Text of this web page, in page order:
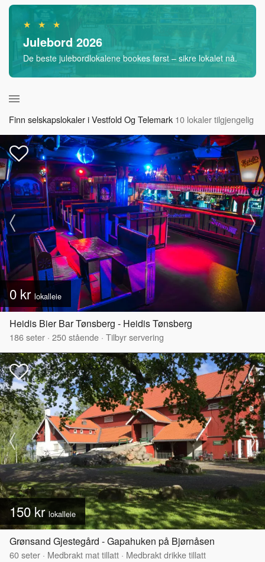
★ ★ ★
Julebord 2026
De beste julebordlokalene bookes først – sikre lokalet nå.
Finn selskapslokaler i Vestfold Og Telemark 10 lokaler tilgjengelig
0 kr lokalleie
Heidis Bier Bar Tønsberg - Heidis Tønsberg
186seter · 250stående · Tilbyr servering
150 kr lokalleie
Grønsand Gjestegård - Gapahuken på Bjørnåsen
60seter · Medbrakt mat tillatt · Medbrakt drikke tillatt